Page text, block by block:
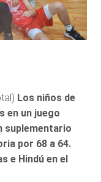
Los niños de
en un juego
suplementario
por 68 a 64.
e Hindú en el